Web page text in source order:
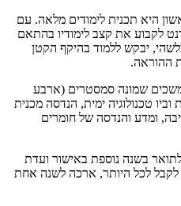
היא תכנית לימודים מלאה. עם
לקבוע את קצב לימודיו בהתאם
יבקש ללמוד בהיקף הקטן
שמונה סמסטרים (ארבע
טכנולוגיה ימית, הנדסה מכנית
ומדע והנדסה של חומרים
בשנה נוספת באישור ועדת
לקבל לכל היותר, ארכה לשנה אחת